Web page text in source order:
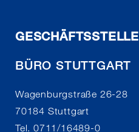
GESCHÄFTSSTELLE
BÜRO STUTTGART
Wagenburgstraße 26-28
70184 Stuttgart
Tel. 0711/16489-0